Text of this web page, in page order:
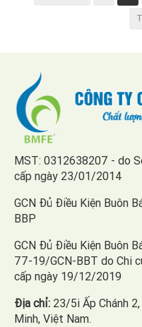
MST: 0312638207 - do
cấp ngày 23/01/2014
GCN Đủ Điều Kiện Buôn
BBP
GCN Đủ Điều Kiện Buôn
77-19/GCN-BBT do Chi
cấp ngày 19/12/2019
Địa chỉ: 23/5i Ấp Chánh
Minh, Việt Nam.